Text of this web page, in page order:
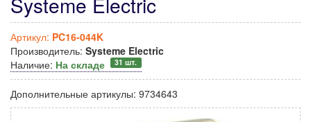
Артикул: PC16-044K
Производитель: Systeme Electric
Наличие: На складе 31 шт.
Дополнительные артикулы: 9734643